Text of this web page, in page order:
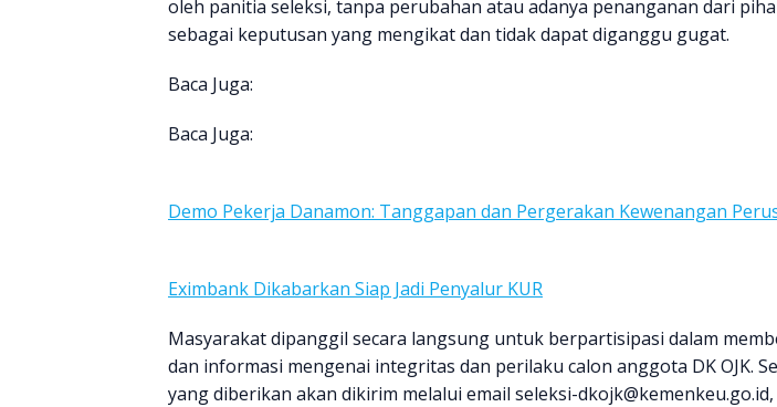
oleh panitia seleksi, tanpa perubahan atau adanya penanganan dari
sebagai keputusan yang mengikat dan tidak dapat diganggu gugat.
Baca Juga:
Baca Juga:
Demo Pekerja Danamon: Tanggapan dan Pergerakan Kewenangan
Eximbank Dikabarkan Siap Jadi Penyalur KUR
Masyarakat dipanggil secara langsung untuk berpartisipasi dalam
dan informasi mengenai integritas dan perilaku calon anggota DK OJK.
yang diberikan akan dikirim melalui email seleksi-dkojk@kemenkeu.go.id